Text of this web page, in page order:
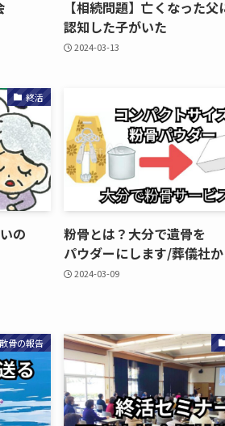
【相続問題】​亡くなった​父
認知した​子が​いた
2024-03-13
終活
の​
粉骨とは？​大分で​遺骨を​
パウダーにします/葬儀社
2024-03-09
骨の報告